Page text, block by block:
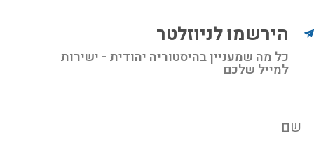
הירשמו לניוזלטר
כל מה שמעניין בהיסטוריה יהודית - ישירות
למייל שלכם